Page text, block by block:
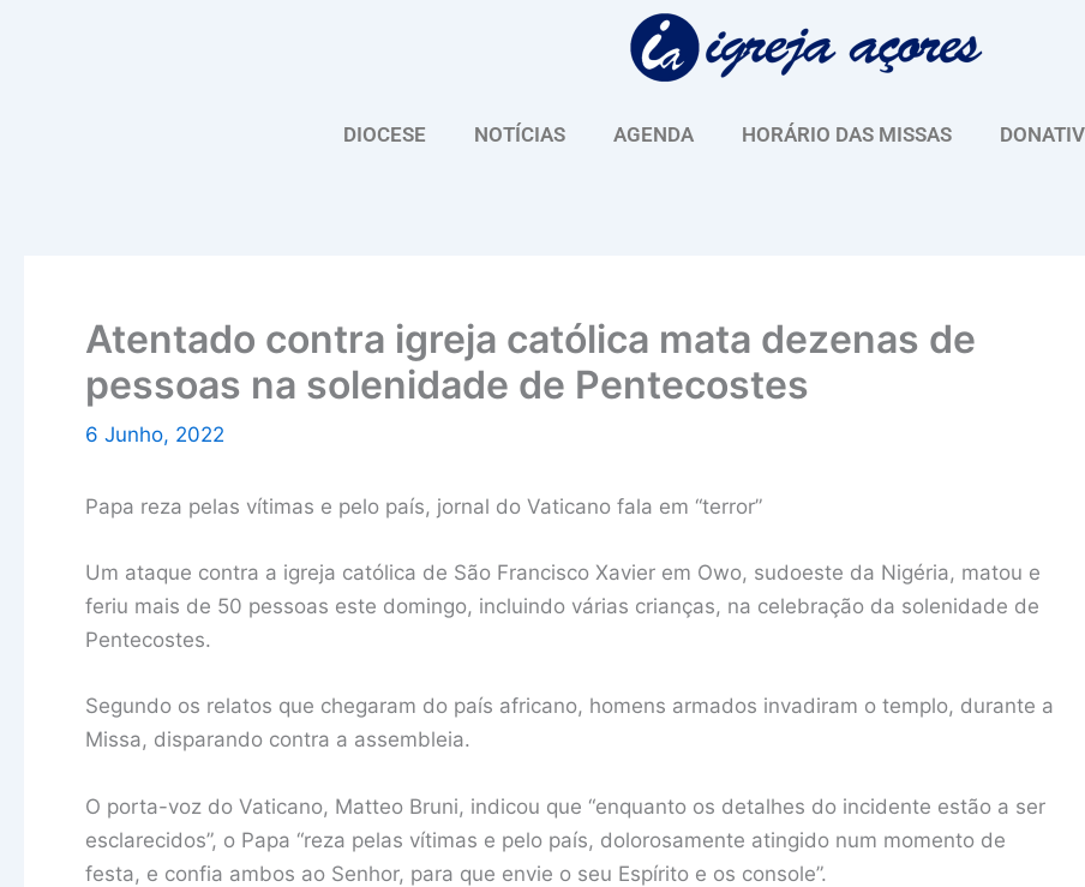
DIOCESE NOTÍCIAS AGENDA HORÁRIO DAS MISSAS
Atentado contra igreja católica mata dezenas de
pessoas na solenidade de Pentecostes
6 Junho, 2022
Papa reza pelas vítimas e pelo país, jornal do Vaticano fala em “terror”
Um ataque contra a igreja católica de São Francisco Xavier em Owo, sudoeste da Nigéria, matou e
feriu mais de 50 pessoas este domingo, incluindo várias crianças, na celebração da solenidade de
Pentecostes.
Segundo os relatos que chegaram do país africano, homens armados invadiram o templo, durante a
Missa, disparando contra a assembleia.
O porta-voz do Vaticano, Matteo Bruni, indicou que “enquanto os detalhes do incidente estão a ser
esclarecidos”, o Papa “reza pelas vítimas e pelo país, dolorosamente atingido num momento de
festa, e confia ambos ao Senhor, para que envie o seu Espírito e os console”.